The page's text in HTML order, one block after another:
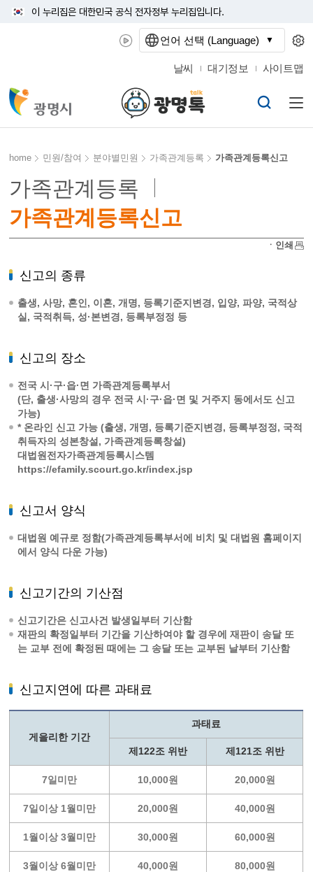
이 누리집은 대한민국 공식 전자정부 누리집입니다.
날씨 대기정보 사이트맵
home 민원/참여 분야별민원 가족관계등록 가족관계등록신고
가족관계등록
가족관계등록신고
ㆍ인쇄
신고의 종류
출생, 사망, 혼인, 이혼, 개명, 등록기준지변경, 입양, 파양, 국적상
실, 국적취득, 성·본변경, 등록부정정 등
신고의 장소
전국 시·구·읍·면 가족관계등록부서
(단, 출생·사망의 경우 전국 시·구·읍·면 및 거주지 동에서도 신고
가능)
* 온라인 신고 가능 (출생, 개명, 등록기준지변경, 등록부정정, 국적
취득자의 성본창설, 가족관계등록창설)
대법원전자가족관계등록시스템
https://efamily.scourt.go.kr/index.jsp
신고서 양식
대법원 예규로 정함(가족관계등록부서에 비치 및 대법원 홈페이지
에서 양식 다운 가능)
신고기간의 기산점
신고기간은 신고사건 발생일부터 기산함
재판의 확정일부터 기간을 기산하여야 할 경우에 재판이 송달 또
는 교부 전에 확정된 때에는 그 송달 또는 교부된 날부터 기산함
신고지연에 따른 과태료
게을리한 기간
과태료
제122조 위반 제121조 위반
7일미만 10,000원 20,000원
7일이상 1월미만 20,000원 40,000원
1월이상 3월미만 30,000원 60,000원
3월이상 6월미만 40,000원 80,000원
언어 선택 (Language)